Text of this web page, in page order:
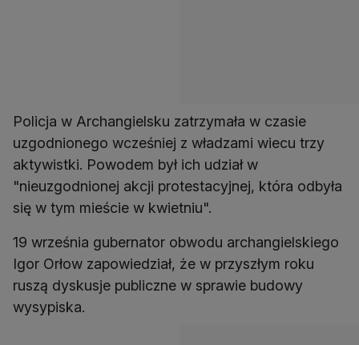
Policja w Archangielsku zatrzymała w czasie
uzgodnionego wcześniej z władzami wiecu trzy
aktywistki. Powodem był ich udział w
"nieuzgodnionej akcji protestacyjnej, która odbyła
się w tym mieście w kwietniu".
19 września gubernator obwodu archangielskiego
Igor Orłow zapowiedział, że w przyszłym roku
ruszą dyskusje publiczne w sprawie budowy
wysypiska.